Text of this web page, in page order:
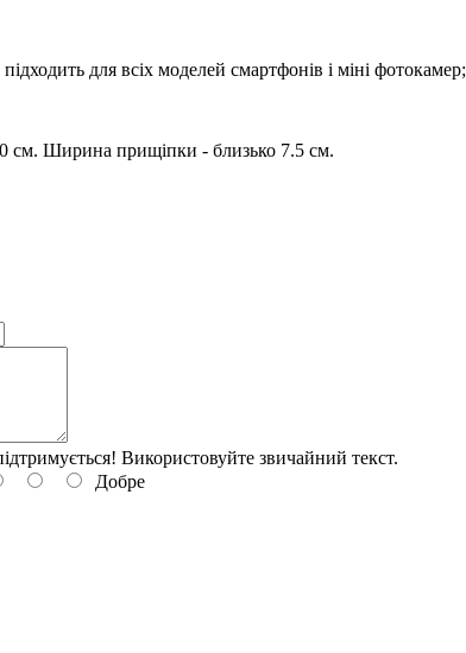
для всіх моделей смартфонів і міні фотокамер;
см. Ширина прищіпки - близько 7.5 см.
Використовуйте звичайний текст.
Добре